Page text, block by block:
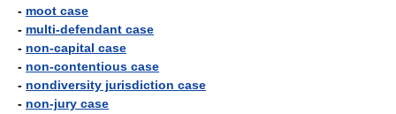
- moot case
- multi-defendant case
- non-capital case
- non-contentious case
- nondiversity jurisdiction case
- non-jury case